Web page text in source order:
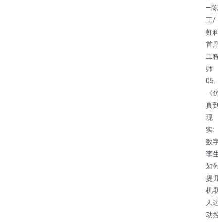
—陈
工/
虹
首
工
师
05.
《
真
现
实:
数
李
如
提
机
人
动